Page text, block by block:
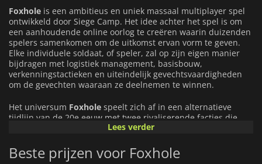
19.49€
Foxhole is een ambitieus en uniek massaal multiplayer spel
ontwikkeld door Siege Camp. Het idee achter het spel is om
een aanhoudende online oorlog te creëren waarin duizenden
spelers samenkomen om de uitkomst ervan vorm te geven.
Elke individuele soldaat, of speler, zal op zijn eigen manier
bijdragen met logistiek management, basisbouw,
verkenningstactieken en uiteindelijk gevechtsvaardigheden
om de gevechten waaraan ze deelnemen te winnen.
Het universum Foxhole speelt zich af in een alternatieve
tijdlijn van de 20e eeuw met twee rivaliserende facties die
verwikkeld zijn in een voortdurend conflict om te overleven en
worden burgers van deze natiestaten terwijl ze deelnemen
aan verschillende militaire confrontaties die 'Battlefields'
Lees verder
Beste prijzen voor Foxhole